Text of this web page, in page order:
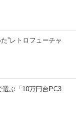
”レトロフューチャ
ぶ「10万円台PC3